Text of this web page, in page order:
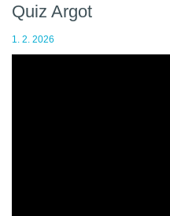
Quiz Argot
1. 2. 2026